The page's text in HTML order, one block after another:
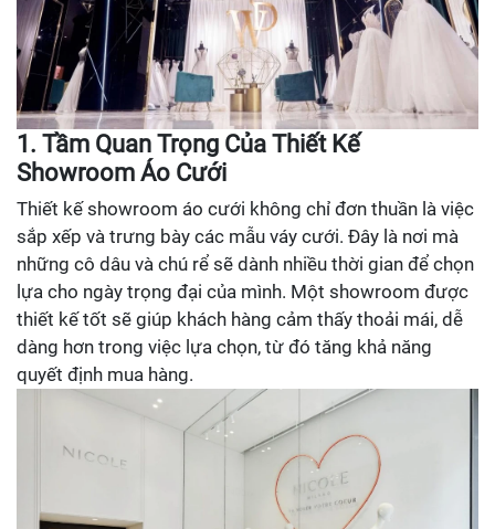
1. Tầm Quan Trọng Của Thiết Kế
Showroom Áo Cưới
Thiết kế showroom áo cưới không chỉ đơn thuần là việc
sắp xếp và trưng bày các mẫu váy cưới. Đây là nơi mà
những cô dâu và chú rể sẽ dành nhiều thời gian để chọn
lựa cho ngày trọng đại của mình. Một showroom được
thiết kế tốt sẽ giúp khách hàng cảm thấy thoải mái, dễ
dàng hơn trong việc lựa chọn, từ đó tăng khả năng
quyết định mua hàng.